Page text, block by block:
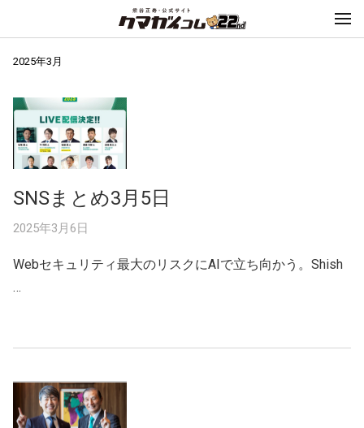
2025年3月
SNSまとめ3月5日
2025年3月6日
Webセキュリティ最大のリスクにAIで立ち向かう。Shish
…